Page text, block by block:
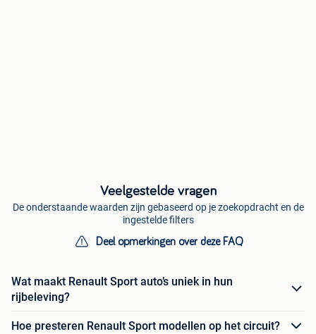
Veelgestelde vragen
De onderstaande waarden zijn gebaseerd op je zoekopdracht en de
ingestelde filters
Deel opmerkingen over deze FAQ
Wat maakt Renault Sport auto’s uniek in hun
rijbeleving?
Hoe presteren Renault Sport modellen op het circuit?